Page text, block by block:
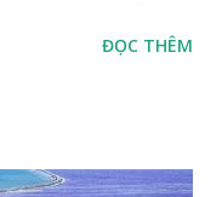
là cái đuôi dài
ĐỌC THÊM